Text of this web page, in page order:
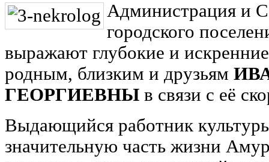
Администрация и
городского
выражают глубокие и
родным, близким и друзьям
ГЕОРГИЕВНЫ в связи с её
Выдающийся работник
значительную часть жизни